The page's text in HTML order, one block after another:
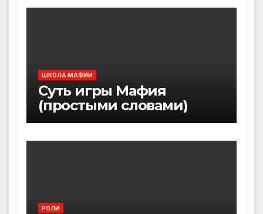
ШКОЛА МАФИИ
Суть игры Мафия
(простыми словами)
РОЛИ